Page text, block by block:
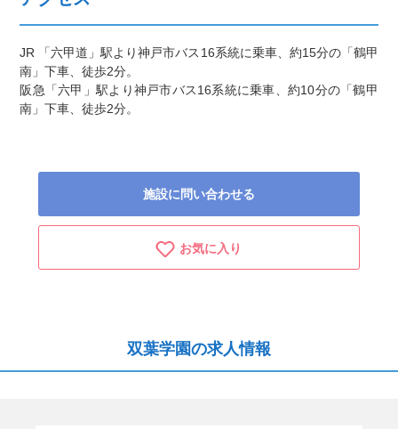
JR 「六甲道」駅より神戸市バス16系統に乗車、約15分の「鶴甲
南」下車、徒歩2分。
阪急「六甲」駅より神戸市バス16系統に乗車、約10分の「鶴甲
南」下車、徒歩2分。
施設に問い合わせる
お気に入り
双葉学園の求人情報